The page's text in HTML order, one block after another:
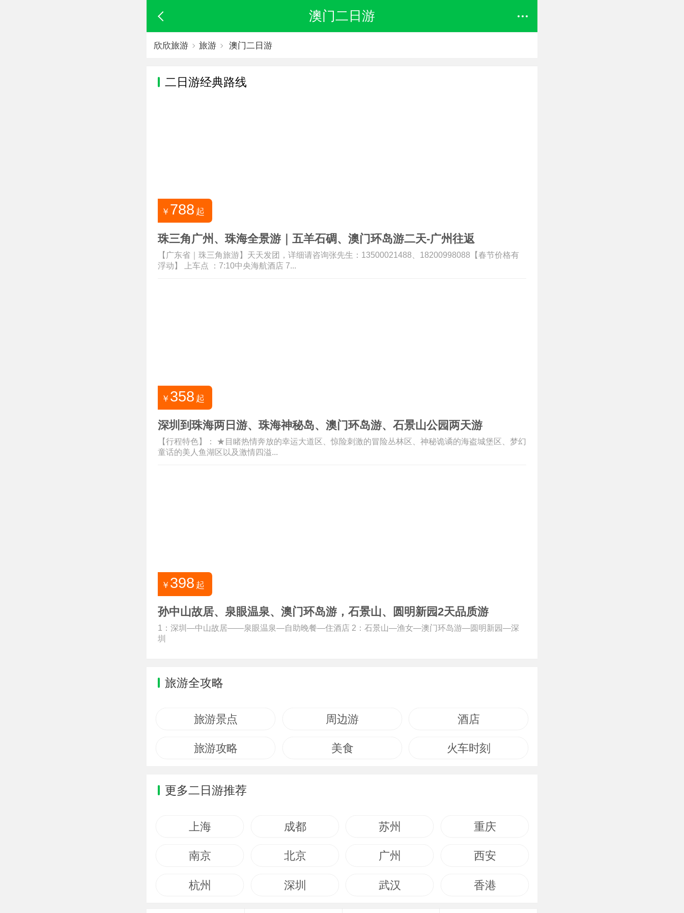
澳门二日游
欣欣旅游 旅游 澳门二日游
二日游经典路线
￥ 788 起
珠三角广州、珠海全景游｜五羊石碉、澳门环岛游二天-广州往返
【广东省｜珠三角旅游】天天发团，详细请咨询张先生：13500021488、18200998088【春节价格有
浮动】 上车点 ：7:10中央海航酒店 7...
￥ 358 起
深圳到珠海两日游、珠海神秘岛、澳门环岛游、石景山公园两天游
【行程特色】： ★目睹热情奔放的幸运大道区、惊险刺激的冒险丛林区、神秘诡谲的海盗城堡区、梦幻
童话的美人鱼湖区以及激情四溢...
￥ 398 起
孙中山故居、泉眼温泉、澳门环岛游，石景山、圆明新园2天品质游
1：深圳—中山故居——泉眼温泉—自助晚餐—住酒店 2：石景山—渔女—澳门环岛游—圆明新园—深
圳
旅游全攻略
旅游景点 周边游 酒店
旅游攻略 美食 火车时刻
更多二日游推荐
上海 成都 苏州 重庆
南京 北京 广州 西安
杭州 深圳 武汉 香港